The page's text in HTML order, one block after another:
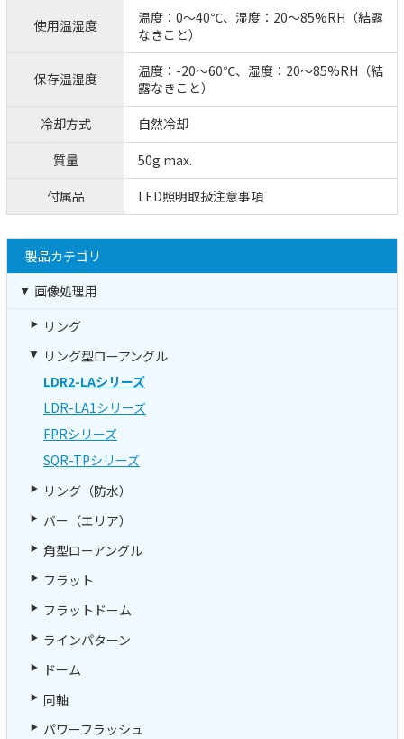
使用温湿度
温度：0～40℃、湿度：20～85%RH（結露
なきこと）
保存温湿度
温度：-20～60℃、湿度：20～85%RH（結
露なきこと）
冷却方式
自然冷却
質量
50g max.
付属品
LED照明取扱注意事項
製品カテゴリ
画像処理用
リング
リング型ローアングル
LDR2-LAシリーズ
LDR-LA1シリーズ
FPRシリーズ
SQR-TPシリーズ
リング（防水）
バー（エリア）
角型ローアングル
フラット
フラットドーム
ラインパターン
ドーム
同軸
パワーフラッシュ